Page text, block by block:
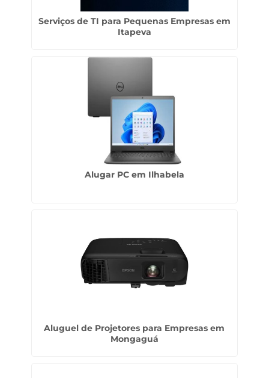
Serviços de TI para Pequenas Empresas em
Itapeva
Alugar PC em Ilhabela
Aluguel de Projetores para Empresas em
Mongaguá